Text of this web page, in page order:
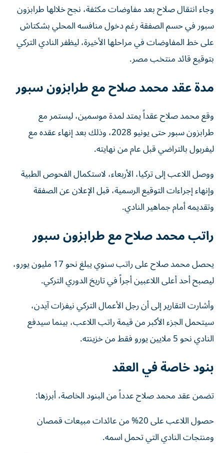
وجاء انتقال صلاح بعد مفاوضات مكثفة، نجح خلالها طرابزون
سبور في حسم الصفقة رغم دخول منافسه المحلي بشكتاش
على خط المفاوضات في مراحلها الأخيرة، ليظفر النادي التركي
بتوقيع قائد منتخب مصر.
مدة عقد محمد صلاح مع طرابزون سبور
وقع محمد صلاح عقداً يمتد لمدة موسمين، ليستمر مع
طرابزون سبور حتى يونيو 2028، وذلك بعد إنهاء عقده مع
ليفربول بالتراضي قبل عام من نهايته.
ووصل اللاعب إلى تركيا، الأربعاء، لاستكمال الفحوص الطبية
وإنهاء إجراءات التوقيع الرسمية، قبل الإعلان عن الصفقة
وتقديمه أمام جماهير النادي.
راتب محمد صلاح مع طرابزون سبور
يحصل محمد صلاح على راتب سنوي يبلغ نحو 17 مليون يورو،
ليصبح أحد أعلى اللاعبين أجراً في تاريخ الدوري التركي.
وأشارت التقارير إلى أن رجل الأعمال التركي نيفزات آيدن،
سيتحمل الجزء الأكبر من قيمة راتب اللاعب، بينما سيدفع
النادي نحو 5 ملايين يورو فقط من خزينته.
بنود خاصة في العقد
تضمن عقد محمد صلاح عدداً من البنود الخاصة، أبرزها:
حصول اللاعب على 20% من عائدات مبيعات قمصان
ومنتجات النادي التي تحمل اسمه.